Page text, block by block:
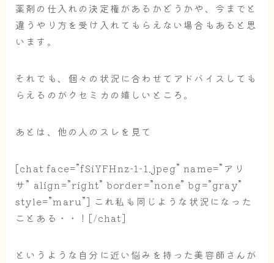
薬剤の仕入れの決定権があるかどうかや、今までと
違うやり方を受け入れてもらえない場合もあると思
います。
それでも、 個々の状況に合わせてアドバイスしても
らえる のがクセミカの嬉しいところ。
あとは、他の人のスレを見て
[chat face=”fSiYFHnz-1-1.jpeg” name=”アリ
サ” align=”right” border=”none” bg=”gray”
style=”maru”] これ私も同じような状況になった
ことある・・！[/chat]
というような自分に近い悩みを持った美容師さんが